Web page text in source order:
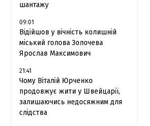
шантажу
09:01
Відійшов у вічність колишній
міський голова Золочева
Ярослав Максимович
21:41
Чому Віталій Юрченко
продовжує жити у Швейцарії,
залишаючись недосяжним для
слідства